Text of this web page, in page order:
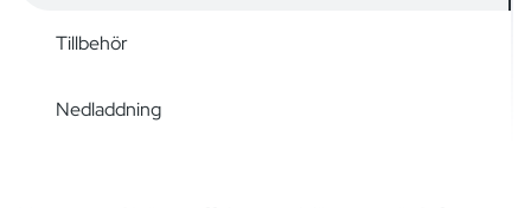
Tillbehör
Nedladdning